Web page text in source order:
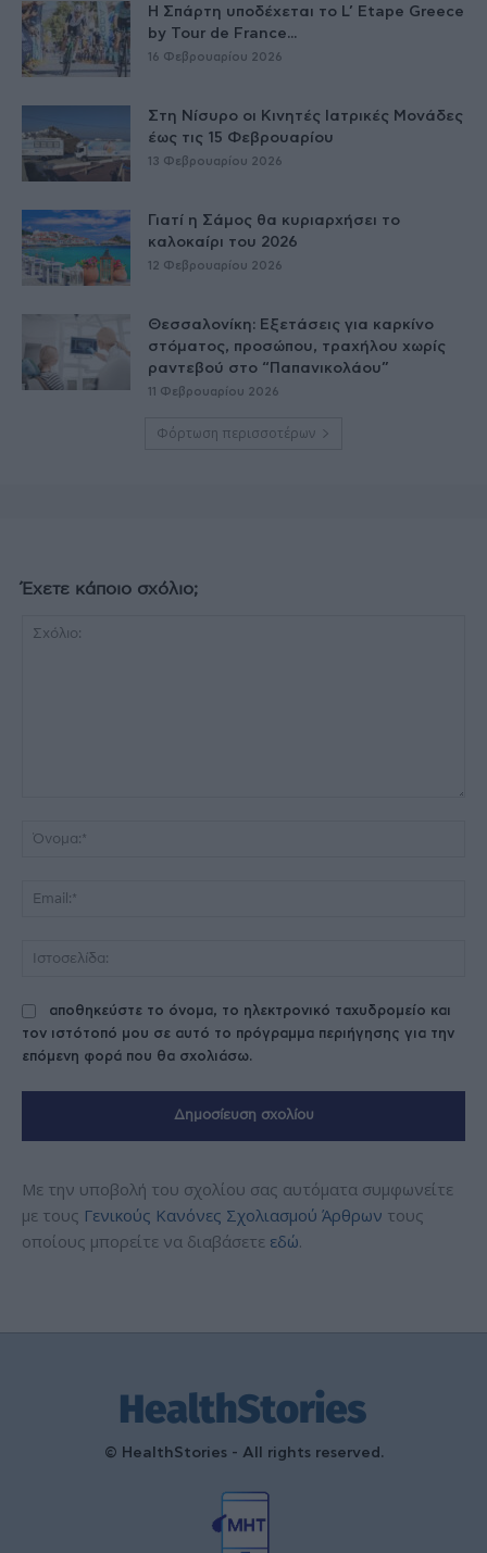
Η Σπάρτη υποδέχεται το L’ Etape Greece
by Tour de France...
16 Φεβρουαρίου 2026
Στη Νίσυρο οι Κινητές Ιατρικές Μονάδες
έως τις 15 Φεβρουαρίου
13 Φεβρουαρίου 2026
Γιατί η Σάμος θα κυριαρχήσει το
καλοκαίρι του 2026
12 Φεβρουαρίου 2026
Θεσσαλονίκη: Εξετάσεις για καρκίνο
στόματος, προσώπου, τραχήλου χωρίς
ραντεβού στο “Παπανικολάου”
11 Φεβρουαρίου 2026
Φόρτωση περισσοτέρων
Έχετε κάποιο σχόλιο;
αποθηκεύστε το όνομα, το ηλεκτρονικό ταχυδρομείο και
τον ιστότοπό μου σε αυτό το πρόγραμμα περιήγησης για την
επόμενη φορά που θα σχολιάσω.
Με την υποβολή του σχολίου σας αυτόματα συμφωνείτε
με τους Γενικούς Κανόνες Σχολιασμού Άρθρων τους
οποίους μπορείτε να διαβάσετε εδώ.
© HealthStories - All rights reserved.